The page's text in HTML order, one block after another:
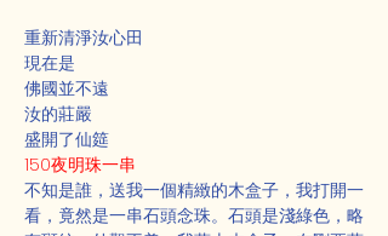
重新清淨汝心田
現在是
佛國並不遠
汝的莊嚴
盛開了仙筵
150夜明珠一串
不知是誰，送我一個精緻的木盒子，我打開一
看，竟然是一串石頭念珠。石頭是淺綠色，略